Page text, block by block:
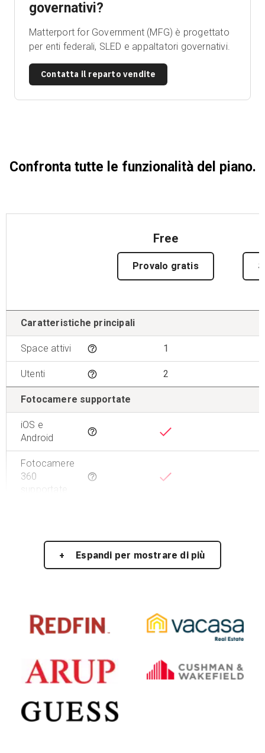
governativi?
Matterport for Government (MFG) è progettato
per enti federali, SLED e appaltatori governativi.
Contatta il reparto vendite
Confronta tutte le funzionalità del piano.
Free
Provalo gratis
Caratteristiche principali
Space attivi
Tooltip
1
Utenti
Tooltip
2
Fotocamere supportate
iOS e
Android
Tooltip
Fotocamere
360
supportate
Tooltip
Espandi per mostrare di più